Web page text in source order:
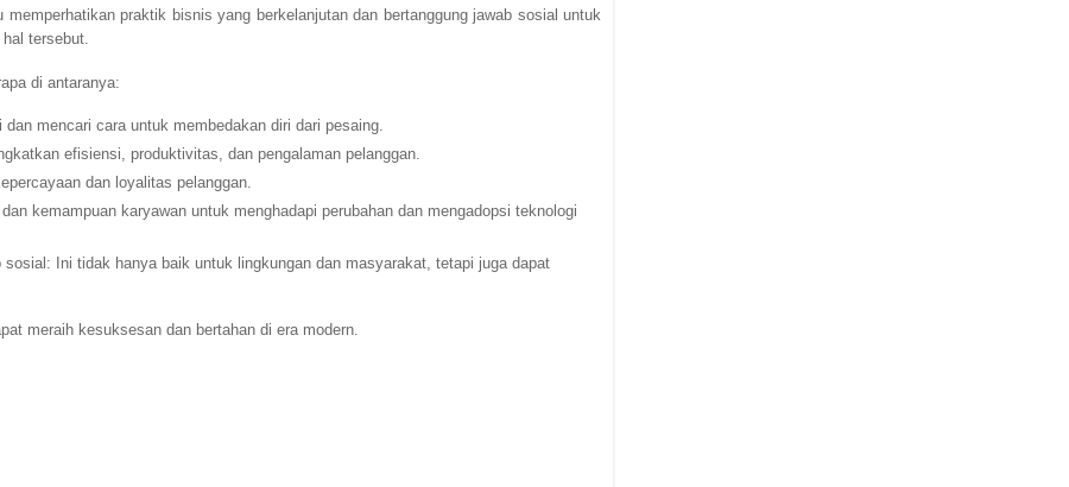
praktik bisnis yang berkelanjutan dan bertanggung jawab sosial untuk
tersebut.
di antaranya:
mencari cara untuk membedakan diri dari pesaing.
efisiensi, produktivitas, dan pengalaman pelanggan.
dan loyalitas pelanggan.
kemampuan karyawan untuk menghadapi perubahan dan mengadopsi teknologi
sosial: Ini tidak hanya baik untuk lingkungan dan masyarakat, tetapi juga dapat
meraih kesuksesan dan bertahan di era modern.